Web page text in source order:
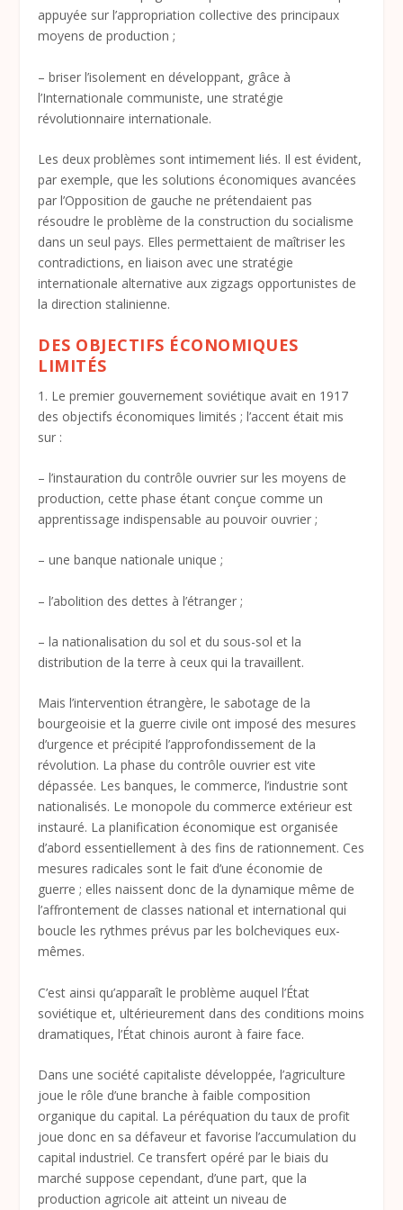
appuyée sur l’appropriation collective des principaux
moyens de production ;
– briser l’isolement en développant, grâce à
l’Internationale communiste, une stratégie
révolutionnaire internationale.
Les deux problèmes sont intimement liés. Il est évident,
par exemple, que les solutions économiques avancées
par l’Opposition de gauche ne prétendaient pas
résoudre le problème de la construction du socialisme
dans un seul pays. Elles permettaient de maîtriser les
contradictions, en liaison avec une stratégie
internationale alternative aux zigzags opportunistes de
la direction stalinienne.
DES OBJECTIFS ÉCONOMIQUES
LIMITÉS
1. Le premier gouvernement soviétique avait en 1917
des objectifs économiques limités ; l’accent était mis
sur :
– l’instauration du contrôle ouvrier sur les moyens de
production, cette phase étant conçue comme un
apprentissage indispensable au pouvoir ouvrier ;
– une banque nationale unique ;
– l’abolition des dettes à l’étranger ;
– la nationalisation du sol et du sous-sol et la
distribution de la terre à ceux qui la travaillent.
Mais l’intervention étrangère, le sabotage de la
bourgeoisie et la guerre civile ont imposé des mesures
d’urgence et précipité l’approfondissement de la
révolution. La phase du contrôle ouvrier est vite
dépassée. Les banques, le commerce, l’industrie sont
nationalisés. Le monopole du commerce extérieur est
instauré. La planification économique est organisée
d’abord essentiellement à des fins de rationnement. Ces
mesures radicales sont le fait d’une économie de
guerre ; elles naissent donc de la dynamique même de
l’affrontement de classes national et international qui
boucle les rythmes prévus par les bolcheviques eux-
mêmes.
C’est ainsi qu’apparaît le problème auquel l’État
soviétique et, ultérieurement dans des conditions moins
dramatiques, l’État chinois auront à faire face.
Dans une société capitaliste développée, l’agriculture
joue le rôle d’une branche à faible composition
organique du capital. La péréquation du taux de profit
joue donc en sa défaveur et favorise l’accumulation du
capital industriel. Ce transfert opéré par le biais du
marché suppose cependant, d’une part, que la
production agricole ait atteint un niveau de